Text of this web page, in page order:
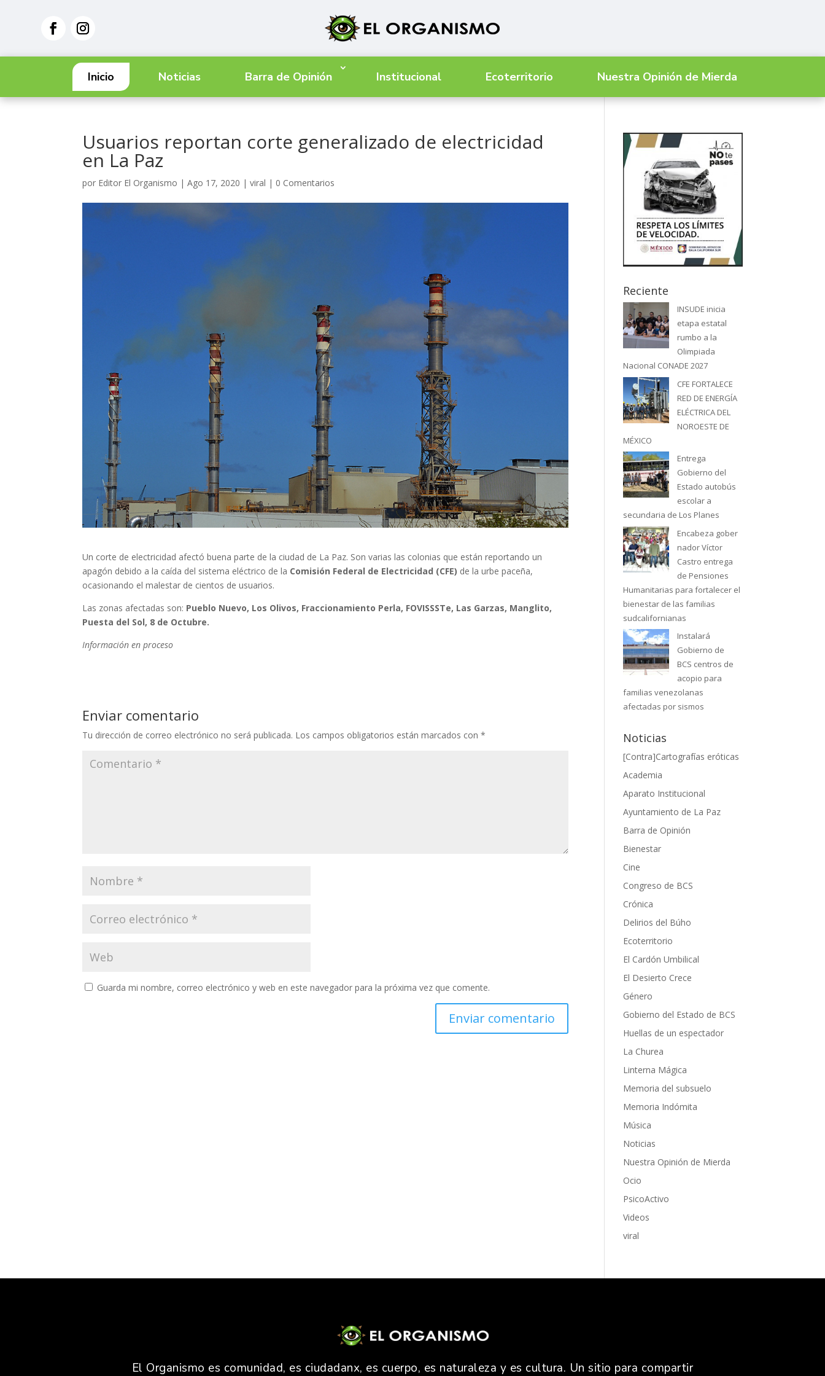
Inicio Noticias Barra de Opinión Institucional Ecoterritorio Nuestra Opinión de Mierda
Usuarios reportan corte generalizado de electricidad
en La Paz
por Editor El Organismo |Ago 17, 2020 |viral | 0 Comentarios
Un corte de electricidad afectó buena parte de la ciudad de La Paz. Son varias las colonias que están reportando un
apagón debido a la caída del sistema eléctrico de la Comisión Federal de Electricidad (CFE) de la urbe paceña,
ocasionando el malestar de cientos de usuarios.
Las zonas afectadas son: Pueblo Nuevo, Los Olivos, Fraccionamiento Perla, FOVISSSTe, Las Garzas, Manglito,
Puesta del Sol, 8 de Octubre.
Información en proceso
Enviar comentario
Tu dirección de correo electrónico no será publicada. Los campos obligatorios están marcados con*
Guarda mi nombre, correo electrónico y web en este navegador para la próxima vez que comente.
Reciente
INSUDE inicia
etapa estatal
rumbo a la
Olimpiada
Nacional CONADE 2027
CFE FORTALECE
RED DE ENERGÍA
ELÉCTRICA DEL
NOROESTE DE
MÉXICO
Entrega
Gobierno del
Estado autobús
escolar a
secundaria de Los Planes
Encabeza gober
nador Víctor
Castro entrega
de Pensiones
Humanitarias para fortalecer el
bienestar de las familias
sudcalifornianas
Instalará
Gobierno de
BCS centros de
acopio para
familias venezolanas
afectadas por sismos
Noticias
[Contra]Cartografías eróticas
Academia
Aparato Institucional
Ayuntamiento de La Paz
Barra de Opinión
Bienestar
Cine
Congreso de BCS
Crónica
Delirios del Búho
Ecoterritorio
El Cardón Umbilical
El Desierto Crece
Género
Gobierno del Estado de BCS
Huellas de un espectador
La Churea
Linterna Mágica
Memoria del subsuelo
Memoria Indómita
Música
Noticias
Nuestra Opinión de Mierda
Ocio
PsicoActivo
Videos
viral
El Organismo es comunidad, es ciudadanx, es cuerpo, es naturaleza y es cultura. Un sitio para compartir